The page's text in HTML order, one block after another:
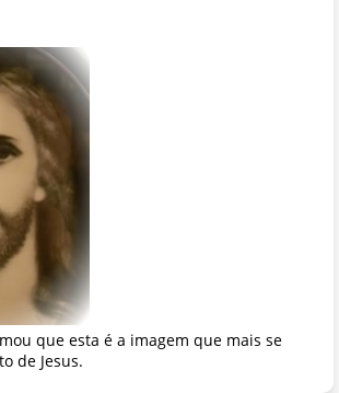
que esta é a imagem que mais se
de Jesus.